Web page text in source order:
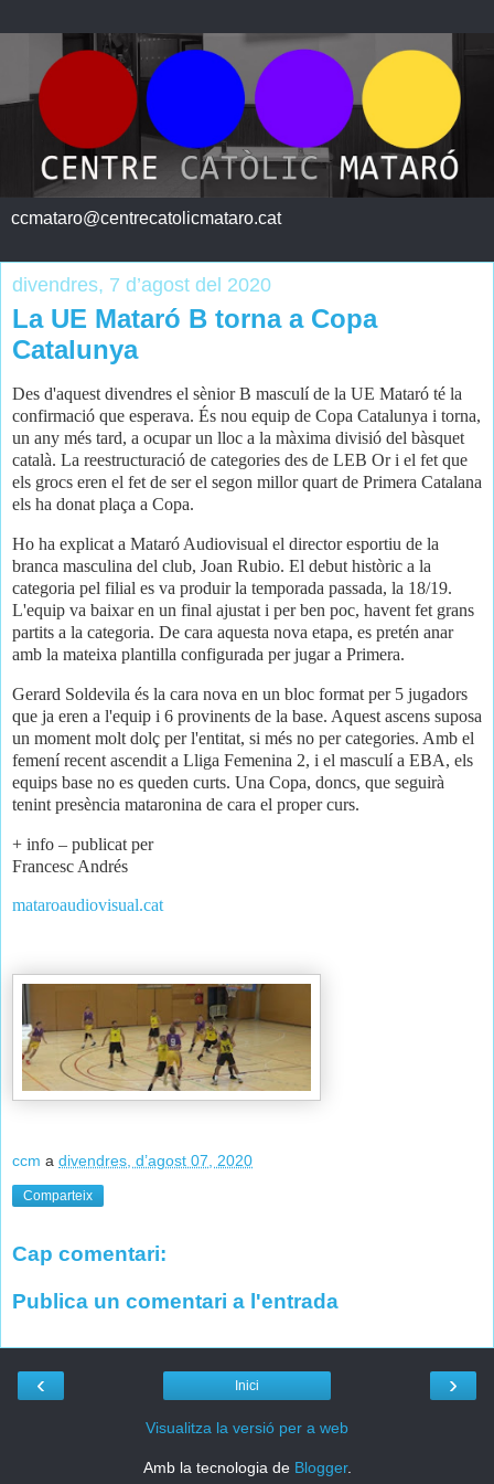
ccmataro@centrecatolicmataro.cat
divendres, 7 d’agost del 2020
La UE Mataró B torna a Copa
Catalunya
Des d'aquest divendres el sènior B masculí de la UE Mataró té la
confirmació que esperava. És nou equip de Copa Catalunya i torna,
un any més tard, a ocupar un lloc a la màxima divisió del bàsquet
català. La reestructuració de categories des de LEB Or i el fet que
els grocs eren el fet de ser el segon millor quart de Primera Catalana
els ha donat plaça a Copa.
Ho ha explicat a Mataró Audiovisual el director esportiu de la
branca masculina del club, Joan Rubio. El debut històric a la
categoria pel filial es va produir la temporada passada, la 18/19.
L'equip va baixar en un final ajustat i per ben poc, havent fet grans
partits a la categoria. De cara aquesta nova etapa, es pretén anar
amb la mateixa plantilla configurada per jugar a Primera.
Gerard Soldevila és la cara nova en un bloc format per 5 jugadors
que ja eren a l'equip i 6 provinents de la base. Aquest ascens suposa
un moment molt dolç per l'entitat, si més no per categories. Amb el
femení recent ascendit a Lliga Femenina 2, i el masculí a EBA, els
equips base no es queden curts. Una Copa, doncs, que seguirà
tenint presència mataronina de cara el proper curs.
+ info – publicat per
Francesc Andrés
mataroaudiovisual.cat
ccm a divendres, d’agost 07, 2020
Comparteix
Cap comentari:
Publica un comentari a l'entrada
‹ ›
Inici
Visualitza la versió per a web
Amb la tecnologia de Blogger.